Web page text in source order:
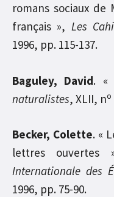
romans sociaux de
français », Les
1996, pp. 115-137.
Baguley, David. «
naturalistes, XLII, no
Becker, Colette. «
lettres ouvertes
Internationale des
1996, pp. 75-90.